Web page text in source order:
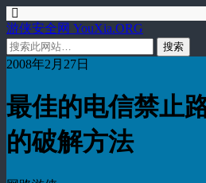
游侠安全网 YouXia.ORG
2008年2月27日
最佳的电信禁止
的破解方法